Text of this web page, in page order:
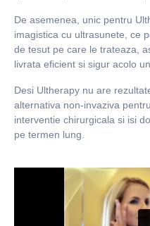
De asemenea, unic pentru
imagistica cu ultrasunete, ce
de tesut pe care le trateaza,
livrata eficient si sigur acolo
Desi Ultherapy nu are
alternativa non-invaziva
interventie chirurgicala si isi
pe termen lung.